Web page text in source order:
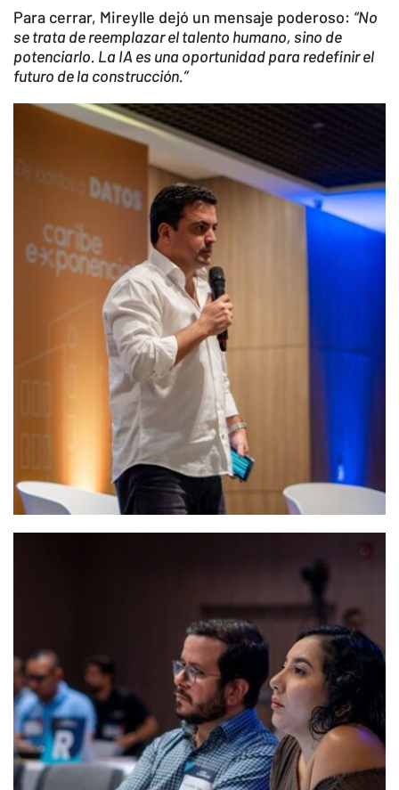
Para cerrar, Mireylle dejó un mensaje poderoso: “No
se trata de reemplazar el talento humano, sino de
potenciarlo. La IA es una oportunidad para redefinir el
futuro de la construcción.”